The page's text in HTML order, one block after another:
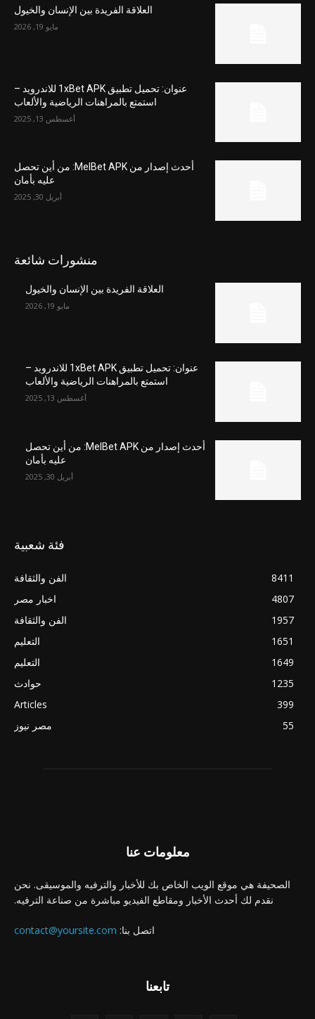
العلاقة الفريدة بين الإنسان والخيول
مايو 19, 2026
عنوان: تحميل تطبيق 1xBet APK للاندرويد –
استمتع بالمراهنات الرياضية والألعاب
أغسطس 13, 2025
أحدث إصدار من MelBet APK: من أين تحصل
عليه بأمان
أبريل 30, 2025
منشورات شائعة
العلاقة الفريدة بين الإنسان والخيول
مايو 19, 2026
عنوان: تحميل تطبيق 1xBet APK للاندرويد –
استمتع بالمراهنات الرياضية والألعاب
أغسطس 13, 2025
أحدث إصدار من MelBet APK: من أين تحصل
عليه بأمان
أبريل 30, 2025
فئة شعبية
الفن والثقافة
8411
اخبار مصر
4807
الفن والثقافة
1957
التعليم
1651
التعليم
1649
حوادث
1235
Articles
399
مصر نيوز
55
معلومات عنا
الصحيفة هي موقع الويب الخاص بك للأخبار والترفيه والموسيقى. نحن
نقدم لك أحدث الأخبار ومقاطع الفيديو مباشرة من صناعة الترفيه.
اتصل بنا: contact@yoursite.com
تابعنا